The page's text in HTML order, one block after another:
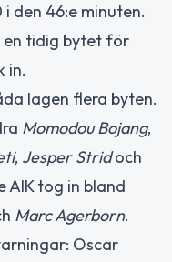
den 46:e minuten.
en tidig bytet för
in.
lagen flera byten.
Momodou Bojang,
, Jesper Stridoch
AIK tog in bland
Marc Agerborn.
Oscar